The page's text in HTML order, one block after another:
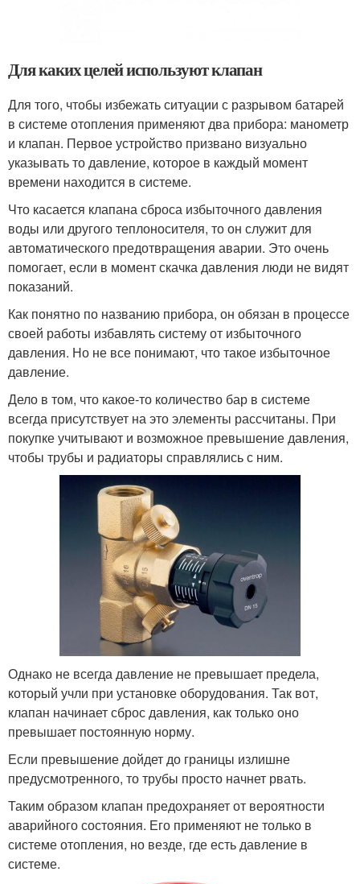
Для каких целей используют клапан
Для того, чтобы избежать ситуации с разрывом батарей
в системе отопления применяют два прибора: манометр
и клапан. Первое устройство призвано визуально
указывать то давление, которое в каждый момент
времени находится в системе.
Что касается клапана сброса избыточного давления
воды или другого теплоносителя, то он служит для
автоматического предотвращения аварии. Это очень
помогает, если в момент скачка давления люди не видят
показаний.
Как понятно по названию прибора, он обязан в процессе
своей работы избавлять систему от избыточного
давления. Но не все понимают, что такое избыточное
давление.
Дело в том, что какое-то количество бар в системе
всегда присутствует на это элементы рассчитаны. При
покупке учитывают и возможное превышение давления,
чтобы трубы и радиаторы справлялись с ним.
Однако не всегда давление не превышает предела,
который учли при установке оборудования. Так вот,
клапан начинает сброс давления, как только оно
превышает постоянную норму.
Если превышение дойдет до границы излишне
предусмотренного, то трубы просто начнет рвать.
Таким образом клапан предохраняет от вероятности
аварийного состояния. Его применяют не только в
системе отопления, но везде, где есть давление в
системе.